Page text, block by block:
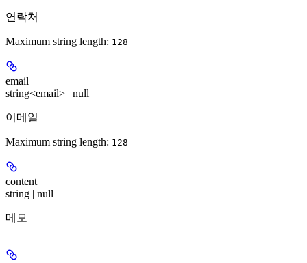
연락처
Maximum string length: 128
email
string<email> | null
이메일
Maximum string length: 128
content
string | null
메모